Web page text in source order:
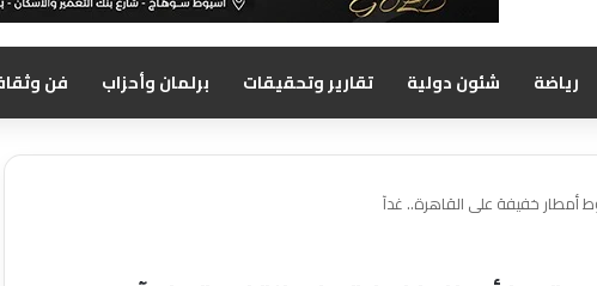
رياضة شئون دولية تقارير وتحقيقات برلمان وأحزاب فن
أمطار خفيفة على القاهرة.. غدآ